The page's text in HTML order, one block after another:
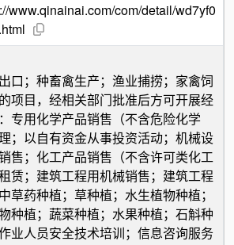
www.qinainai.com/com/detail/wd7yf0
口；种畜禽生产；渔业捕捞；家禽饲
项目，经相关部门批准后方可开展经
专用化学产品销售（不含危险化学
；以自有资金从事投资活动；机械设
售；化工产品销售（不含许可类化工
赁；建筑工程用机械销售；建筑工程
草药种植；草种植；水生植物种植；
种植；蔬菜种植；水果种植；石斛种
业人员安全技术培训；信息咨询服务